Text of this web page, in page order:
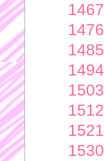
1467
1476
1485
1494
1503
1512
1521
1530